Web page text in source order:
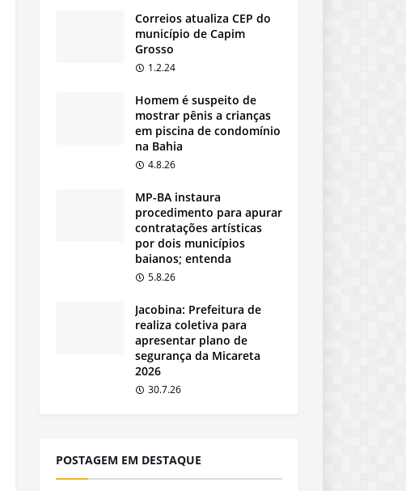
Correios atualiza CEP do
município de Capim
Grosso
1.2.24
Homem é suspeito de
mostrar pênis a crianças
em piscina de condomínio
na Bahia
4.8.26
MP-BA instaura
procedimento para apurar
contratações artísticas
por dois municípios
baianos; entenda
5.8.26
Jacobina: Prefeitura de
realiza coletiva para
apresentar plano de
segurança da Micareta
2026
30.7.26
POSTAGEM EM DESTAQUE